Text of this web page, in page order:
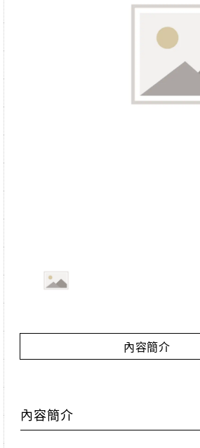
內容簡介
內容簡介